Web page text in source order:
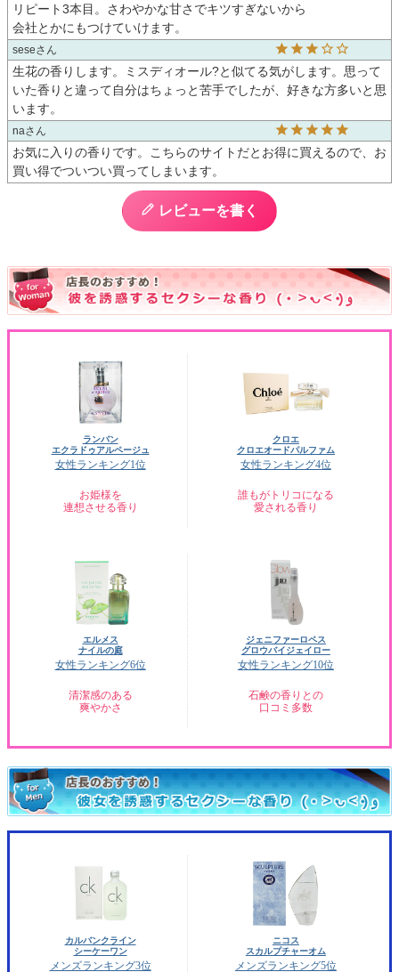
リピート3本目。さわやかな甘さでキツすぎないから
sese
生花の香りします。ミスディオール?と似てる気がします。思って
いた香りと違って自分はちょっと苦手でしたが、好きな方多いと思
います。
na
お気に入りの香りです。こちらのサイトだとお得に買えるので、お
買い得でついつい買ってしまいます。
レビューを書く
ランバン
エクラドゥアルページュ
女性ランキング1位
お姫様を
連想させる香り
クロエ
クロエオードパルファム
女性ランキング4位
誰もがトリコになる
愛される香り
エルメス
ナイルの庭
女性ランキング6位
清潔感のある
爽やかさ
ジェニファーロペス
グロウバイジェイロー
女性ランキング10位
石鹸の香りとの
口コミ多数
カルバンクライン
シーケーワン
メンズランキング3位
ニコス
スカルプチャーオム
メンズランキング5位